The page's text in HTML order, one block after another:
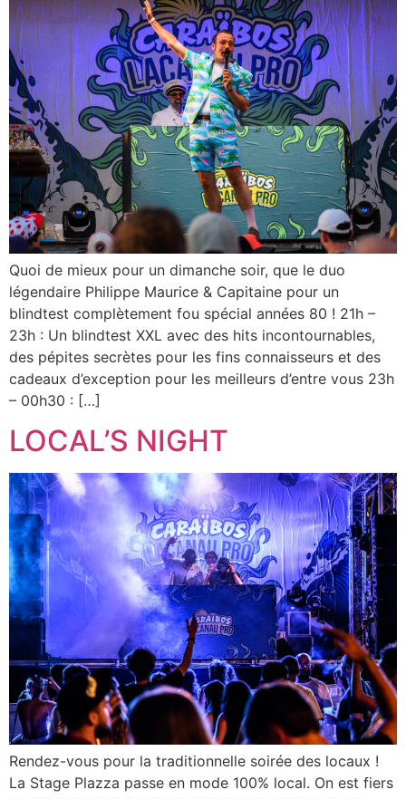
Quoi de mieux pour un dimanche soir, que le duo
légendaire Philippe Maurice & Capitaine pour un
blindtest complètement fou spécial années 80 ! 21h –
23h : Un blindtest XXL avec des hits incontournables,
des pépites secrètes pour les fins connaisseurs et des
cadeaux d’exception pour les meilleurs d’entre vous 23h
– 00h30 : […]
LOCAL’S NIGHT
Rendez-vous pour la traditionnelle soirée des locaux !
La Stage Plazza passe en mode 100% local. On est fiers